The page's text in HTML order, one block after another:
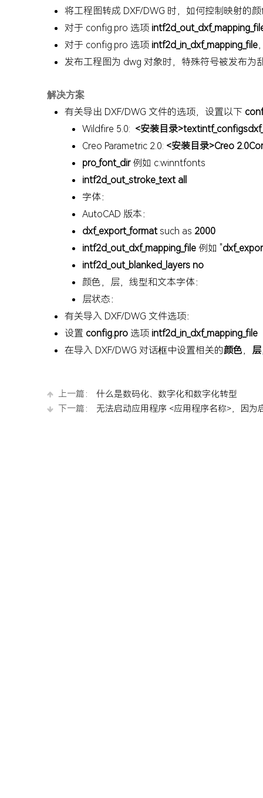
将工程图转成 DXF/DWG 时，如何控制映射的
对于 config.pro 选项
对于 config.pro 选项 intf2d_in_dxf_mapping_file
发布工程图为 dwg 对象时，特殊符号被发布为
解决方案
有关导出 DXF/DWG 文件的选项，设置以下
Wildfire 5.0: <安装目录
Creo Parametric 2.0: <安装目录>Creo
pro_font_dir 例如 c:winntfonts
intf2d_out_stroke_text all
字体：
AutoCAD 版本：
dxf_export_format such as 2000
intf2d_out_dxf_mapping_file 例如 "
intf2d_out_blanked_layers no
颜色，层，线型和文本字体：
层状态：
有关导入 DXF/DWG 文件选项：
设置 config.pro 选项 intf2d_in_dxf_mapping_file
在导入 DXF/DWG 对话框中设置相关的颜色， 层
上一篇：
什么是数码化、数字化和数字化转型
下一篇：
无法启动应用程序 <应用程序名称>，因